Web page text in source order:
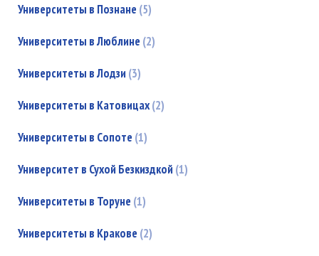
Университеты в Познане 5
Университеты в Люблине 2
Университеты в Лодзи 3
Университеты в Катовицах 2
Университеты в Сопоте 1
Университет в Сухой Безкиздкой 1
Университеты в Торуне 1
Университеты в Кракове 2